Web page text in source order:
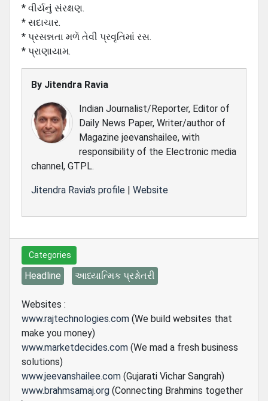
* વીર્યનું સંરક્ષણ.
* સદાચાર.
* પ્રસન્નતા મળૅ તેવી પ્રવૃતિમાં રસ.
* પ્રાણાયામ.
By Jitendra Ravia
Indian Journalist/Reporter, Editor of
Daily News Paper, Writer/author of
Magazine jeevanshailee, with
responsibility of the Electronic media
channel, GTPL.
Jitendra Ravia's profile | Website
Categories
Headline આધ્યાત્મિક પ્રશ્નોતરી
Websites :
www.rajtechnologies.com (We build websites that
make you money)
www.marketdecides.com (We mad a fresh business
solutions)
www.jeevanshailee.com (Gujarati Vichar Sangrah)
www.brahmsamaj.org (Connecting Brahmins together